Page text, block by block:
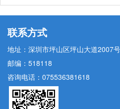
联系方式
地址： 深圳市坪山区坪山大道2007
邮编： 518118
咨询电话： 075536381618